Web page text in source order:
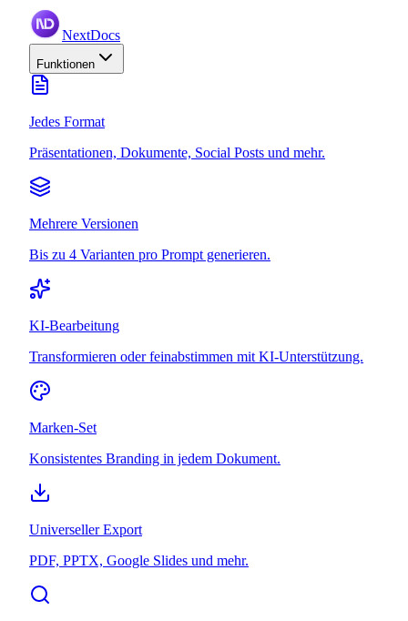
NextDocs
Funktionen
Jedes Format
Präsentationen, Dokumente, Social Posts und mehr.
Mehrere Versionen
Bis zu 4 Varianten pro Prompt generieren.
KI-Bearbeitung
Transformieren oder feinabstimmen mit KI-Unterstützung.
Marken-Set
Konsistentes Branding in jedem Dokument.
Universeller Export
PDF, PPTX, Google Slides und mehr.